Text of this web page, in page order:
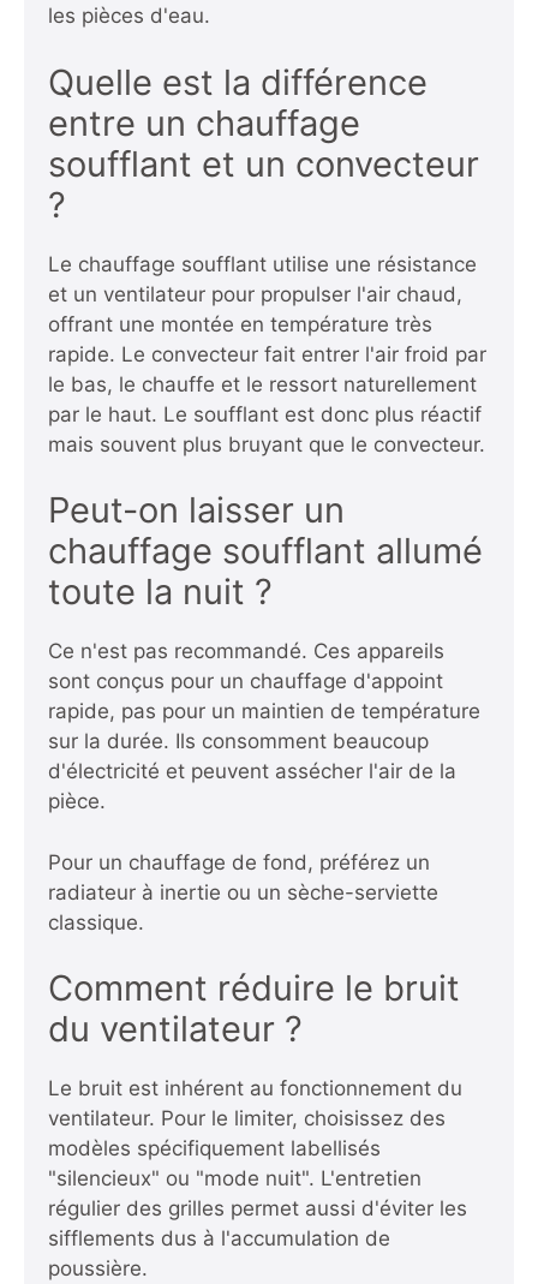
les pièces d'eau.
Quelle est la différence
entre un chauffage
soufflant et un convecteur
?
Le chauffage soufflant utilise une résistance
et un ventilateur pour propulser l'air chaud,
offrant une montée en température très
rapide. Le convecteur fait entrer l'air froid par
le bas, le chauffe et le ressort naturellement
par le haut. Le soufflant est donc plus réactif
mais souvent plus bruyant que le convecteur.
Peut-on laisser un
chauffage soufflant allumé
toute la nuit ?
Ce n'est pas recommandé. Ces appareils
sont conçus pour un chauffage d'appoint
rapide, pas pour un maintien de température
sur la durée. Ils consomment beaucoup
d'électricité et peuvent assécher l'air de la
pièce.
Pour un chauffage de fond, préférez un
radiateur à inertie ou un sèche-serviette
classique.
Comment réduire le bruit
du ventilateur ?
Le bruit est inhérent au fonctionnement du
ventilateur. Pour le limiter, choisissez des
modèles spécifiquement labellisés
"silencieux" ou "mode nuit". L'entretien
régulier des grilles permet aussi d'éviter les
sifflements dus à l'accumulation de
poussière.